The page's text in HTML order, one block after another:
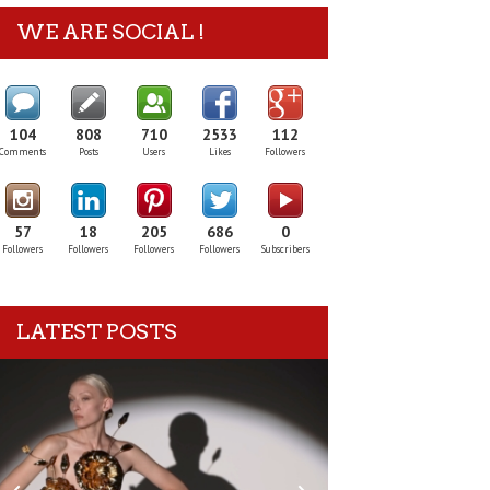
WE ARE SOCIAL !
104
Comments
808
Posts
710
Users
2533
Likes
112
Followers
57
Followers
18
Followers
205
Followers
686
Followers
0
Subscribers
LATEST POSTS